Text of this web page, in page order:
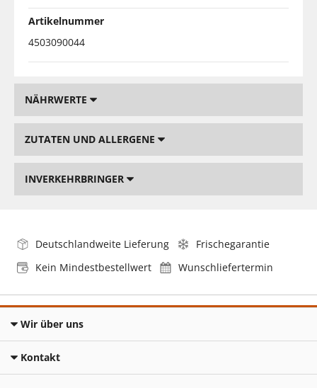
Artikelnummer
4503090044
NÄHRWERTE
ZUTATEN UND ALLERGENE
INVERKEHRBRINGER
Deutschlandweite Lieferung
Frischegarantie
Kein Mindestbestellwert
Wunschliefertermin
Wir über uns
Kontakt